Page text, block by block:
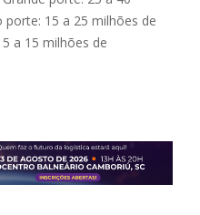
15 a 25 milhões de
a 15 milhões de